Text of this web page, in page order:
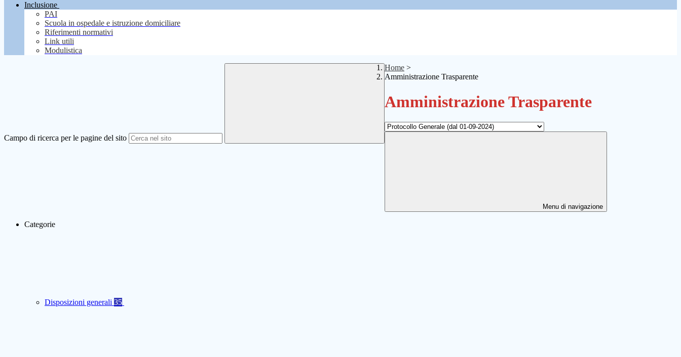
Inclusione
PAI
Scuola in ospedale e istruzione domiciliare
Riferimenti normativi
Link utili
Modulistica
Campo di ricerca per le pagine del sito
Home >
Amministrazione Trasparente
Amministrazione Trasparente
Menu di navigazione
Categorie
Disposizioni generali 35